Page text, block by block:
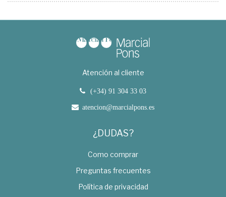
Atención al cliente
(+34) 91 304 33 03
atencion@marcialpons.es
¿DUDAS?
Como comprar
Preguntas frecuentes
Política de privacidad